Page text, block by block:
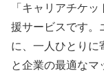
「キャリアチケ
援サービスです。
に、一人ひとりに
と企業の最適なマ